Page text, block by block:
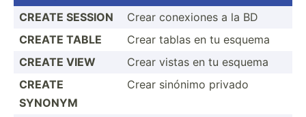
CREATE SESSION
Crear conexiones a la BD
CREATE TABLE
Crear tablas en tu esquema
CREATE VIEW
Crear vistas en tu esquema
CREATE
SYNONYM
Crear sinónimo privado